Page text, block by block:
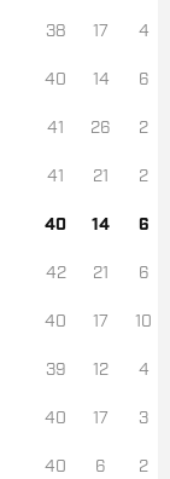
38 17 4
40 14 6
41 26 2
41 21 2
40 14 6
42 21 6
40 17 10
39 12 4
40 17 3
40 6 2